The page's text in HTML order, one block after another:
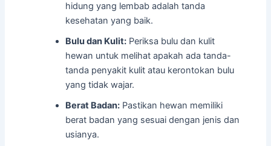
hidung yang lembab adalah tanda
kesehatan yang baik.
Bulu dan Kulit: Periksa bulu dan kulit
hewan untuk melihat apakah ada tanda-
tanda penyakit kulit atau kerontokan bulu
yang tidak wajar.
Berat Badan: Pastikan hewan memiliki
berat badan yang sesuai dengan jenis dan
usianya.